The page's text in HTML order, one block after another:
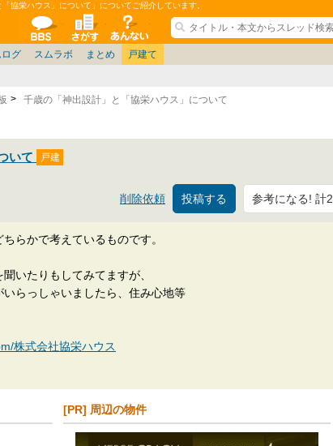
協栄ハウス」について」についてご紹介しています。
ンションコミュニティ
全掲示板 物件検索 サイトについて
茨城 札幌 仙台/新潟/東北 名古屋/東海
名古屋/東海 大阪/兵庫/京都/関西
記
ション質問 住宅質問 管理会社/組合
家具 ニュース 個人取引 政治
ログ
ョン管理 ノウハウ 東京都 神奈川県
スムラボ
その他 まとめ
阪府 兵庫県 福岡県
戸建て
千歳の「神出設計」と「協栄ハウス」について
いて
削除依頼 参考になる! 計2
らかで考えているものです。
いたりもしてみてますが、
らっしゃいましたら、住み心地等
株式会社協栄ハウス
[PR] 周辺の物件